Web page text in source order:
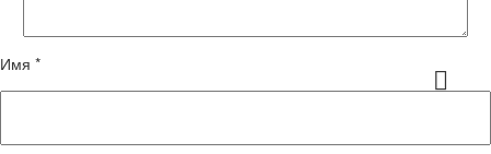
Имя *